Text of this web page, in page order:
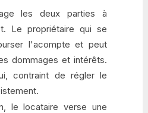
les deux parties à
Le propriétaire qui se
l'acompte et peut
dommages et intérêts.
contraint de régler le
le locataire verse une